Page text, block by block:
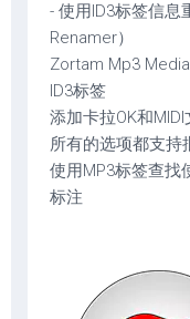
- 使用ID3标签信息
Renamer）
Zortam Mp3
ID3标签
添加卡拉OK和
所有的选项都支持
使用MP3标签查找
标注